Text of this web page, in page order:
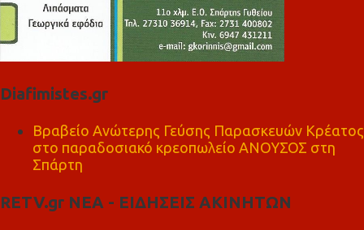
Diafimistes.gr
Βραβείο Ανώτερης Γεύσης Παρασκευών Κρέατος
στο παραδοσιακό κρεοπωλείο ΑΝΟΥΣΟΣ στη
Σπάρτη
RETV.gr ΝΕΑ - ΕΙΔΗΣΕΙΣ ΑΚΙΝΗΤΩΝ